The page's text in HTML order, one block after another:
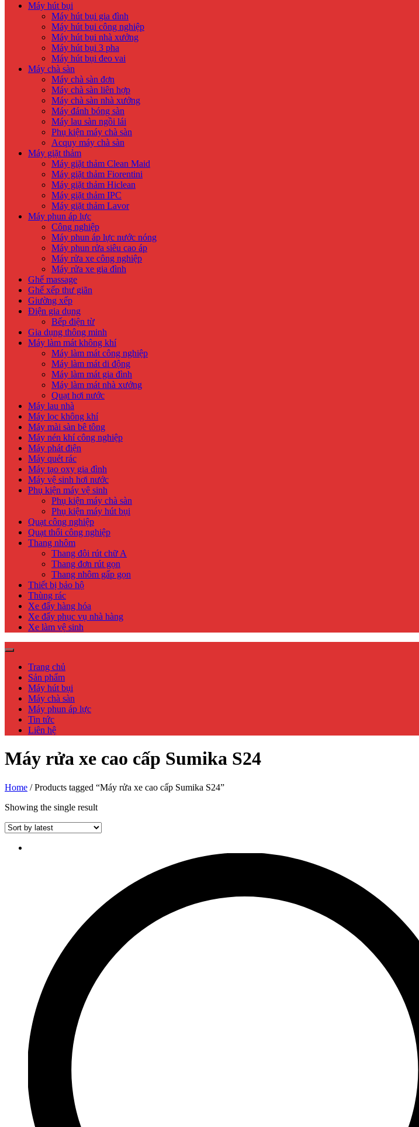
Máy hút bụi
Máy hút bụi gia đình
Máy hút bụi công nghiệp
Máy hút bụi nhà xưởng
Máy hút bụi 3 pha
Máy hút bụi đeo vai
Máy chà sàn
Máy chà sàn đơn
Máy chà sàn liên hợp
Máy chà sàn nhà xưởng
Máy đánh bóng sàn
Máy lau sàn ngồi lái
Phụ kiện máy chà sàn
Acquy máy chà sàn
Máy giặt thảm
Máy giặt thảm Clean Maid
Máy giặt thảm Fiorentini
Máy giặt thảm Hiclean
Máy giặt thảm IPC
Máy giặt thảm Lavor
Máy phun áp lực
Công nghiệp
Máy phun áp lực nước nóng
Máy phun rửa siêu cao áp
Máy rửa xe công nghiệp
Máy rửa xe gia đình
Ghế massage
Ghế xếp thư giãn
Giường xếp
Điện gia dụng
Bếp điện từ
Gia dụng thông minh
Máy làm mát không khí
Máy làm mát công nghiệp
Máy làm mát di động
Máy làm mát gia đình
Máy làm mát nhà xưởng
Quạt hơi nước
Máy lau nhà
Máy lọc không khí
Máy mài sàn bê tông
Máy nén khí công nghiệp
Máy phát điện
Máy quét rác
Máy tạo oxy gia đình
Máy vệ sinh hơi nước
Phụ kiện máy vệ sinh
Phụ kiện máy chà sàn
Phụ kiện máy hút bụi
Quạt công nghiệp
Quạt thổi công nghiệp
Thang nhôm
Thang đôi rút chữ A
Thang đơn rút gọn
Thang nhôm gấp gọn
Thiết bị bảo hộ
Thùng rác
Xe đẩy hàng hóa
Xe đẩy phục vụ nhà hàng
Xe làm vệ sinh
Trang chủ
Sản phẩm
Máy hút bụi
Máy chà sàn
Máy phun áp lực
Tin tức
Liên hệ
Máy rửa xe cao cấp Sumika S24
Home / Products tagged “Máy rửa xe cao cấp Sumika S24”
Showing the single result